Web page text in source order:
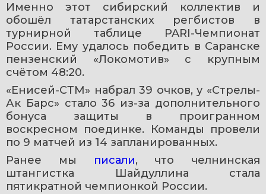
Именно этот сибирский коллектив и
обошёл татарстанских регбистов в
турнирной таблице PARI-Чемпионат
России. Ему удалось победить в Саранске
пензенский «Локомотив» с крупным
счётом 48:20.
«Енисей-СТМ» набрал 39 очков, у «Стрелы-
Ак Барс» стало 36 из-за дополнительного
бонуса защиты в проигранном
воскресном поединке. Команды провели
по 9 матчей из 14 запланированных.
Ранее мы
писали, что челнинская
штангистка Шайдуллина стала
пятикратной чемпионкой России.